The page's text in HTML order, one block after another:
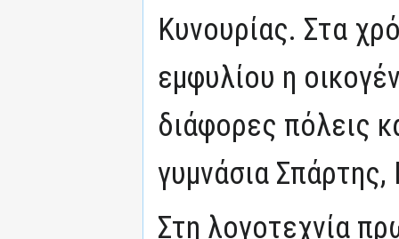
Κυνουρίας. Στα
εμφυλίου η
διάφορες πόλεις
γυμνάσια Σπάρτης,
Στη λογοτεχνία